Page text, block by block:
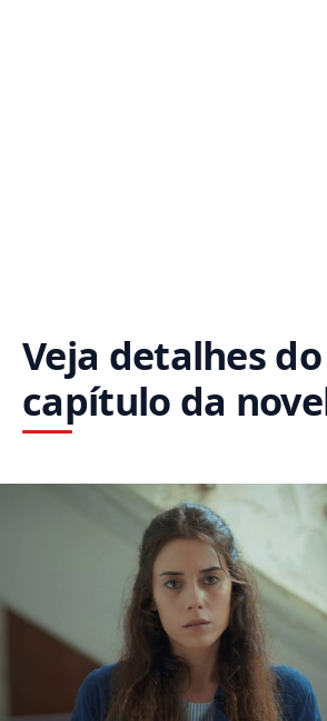
Veja detalhes
capítulo da